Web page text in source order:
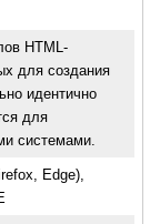
HTML-
для создания
идентично
для
системами.
Edge),